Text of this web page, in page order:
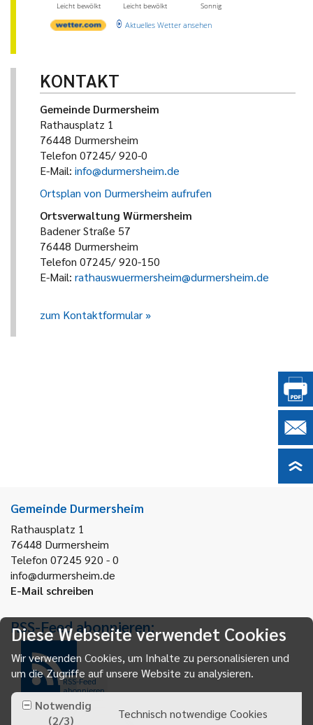
Leicht bewölkt
Leicht bewölkt
Sonnig
Aktuelles Wetter ansehen
KONTAKT
Gemeinde Durmersheim
Rathausplatz 1
76448 Durmersheim
Telefon 07245/ 920-0
E-Mail: info@durmersheim.de
Ortsplan von Durmersheim aufrufen
Ortsverwaltung Würmersheim
Badener Straße 57
76448 Durmersheim
Telefon 07245/ 920-150
E-Mail: rathauswuermersheim@durmersheim.de
zum Kontaktformular
Gemeinde Durmersheim
Rathausplatz 1
76448 Durmersheim
Telefon 07245 920 - 0
info@durmersheim.de
E-Mail schreiben
RSS-Feed abonnieren:
RSS-Feed
abonnieren
Diese Webseite verwendet Cookies
Wir verwenden Cookies, um Inhalte zu personalisieren und
um die Zugriffe auf unsere Website zu analysieren.
Notwendig
(2/3) Technisch notwendige Cookies